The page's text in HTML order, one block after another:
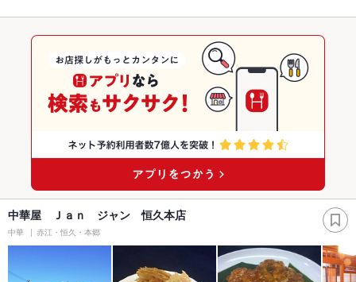
中華屋 Ｊａｎ ジャン 恒久本店
中華 赤江・恒久・本郷